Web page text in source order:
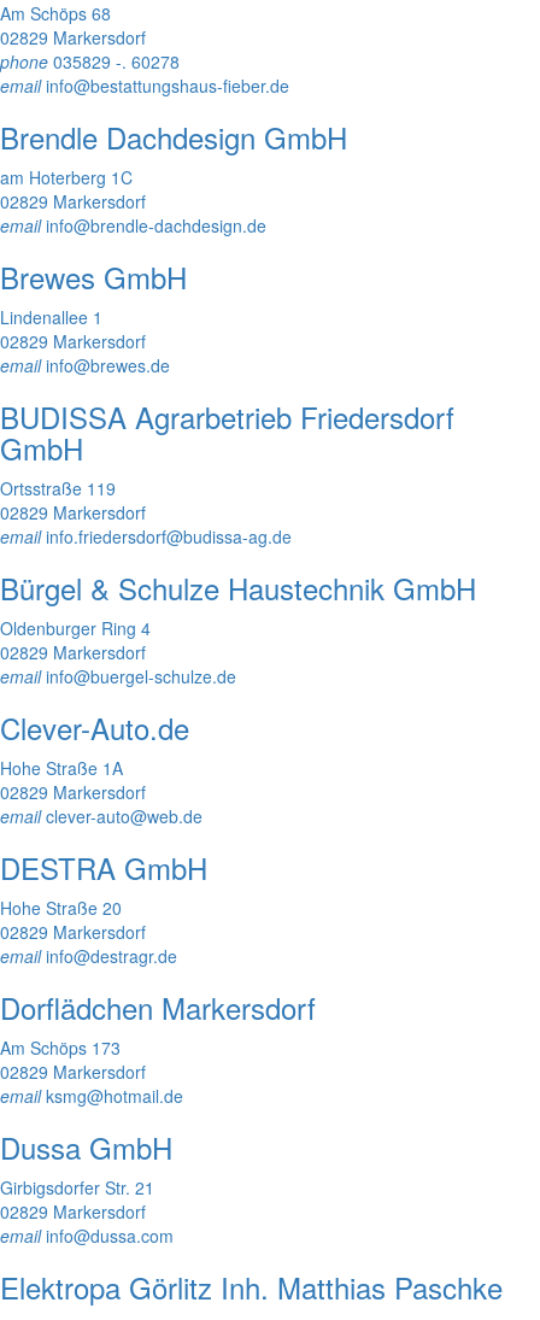
Am Schöps 68
02829 Markersdorf
phone 035829 -. 60278
emailinfo@bestattungshaus-fieber.de
Brendle Dachdesign GmbH
am Hoterberg 1C
02829 Markersdorf
emailinfo@brendle-dachdesign.de
Brewes GmbH
Lindenallee 1
02829 Markersdorf
emailinfo@brewes.de
BUDISSA Agrarbetrieb Friedersdorf
GmbH
Ortsstraße 119
02829 Markersdorf
emailinfo.friedersdorf@budissa-ag.de
Bürgel & Schulze Haustechnik GmbH
Oldenburger Ring 4
02829 Markersdorf
emailinfo@buergel-schulze.de
Clever-Auto.de
Hohe Straße 1A
02829 Markersdorf
emailclever-auto@web.de
DESTRA GmbH
Hohe Straße 20
02829 Markersdorf
emailinfo@destragr.de
Dorflädchen Markersdorf
Am Schöps 173
02829 Markersdorf
emailksmg@hotmail.de
Dussa GmbH
Girbigsdorfer Str. 21
02829 Markersdorf
emailinfo@dussa.com
Elektropa Görlitz Inh. Matthias Paschke